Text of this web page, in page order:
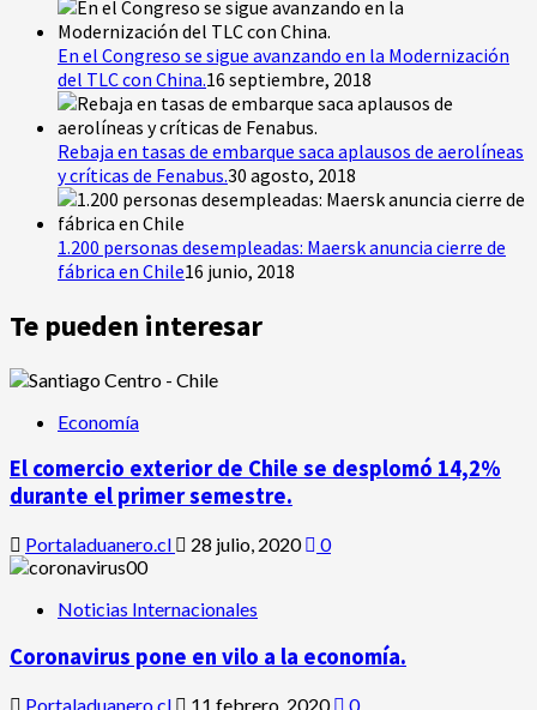
En el Congreso se sigue avanzando en la Modernización
del TLC con China.16 septiembre, 2018
Rebaja en tasas de embarque saca aplausos de aerolíneas
y críticas de Fenabus.30 agosto, 2018
1.200 personas desempleadas: Maersk anuncia cierre de
fábrica en Chile16 junio, 2018
Te pueden interesar
Economía
El comercio exterior de Chile se desplomó 14,2%
durante el primer semestre.
Portaladuanero.cl 28 julio, 2020 0
Noticias Internacionales
Coronavirus pone en vilo a la economía.
Portaladuanero.cl 11 febrero, 2020 0